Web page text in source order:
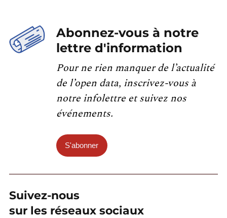
Abonnez-vous à notre
lettre d'information
Pour ne rien manquer de l’actualité
de l’open data, inscrivez-vous à
notre infolettre et suivez nos
événements.
S'abonner
Suivez-nous
sur les réseaux sociaux